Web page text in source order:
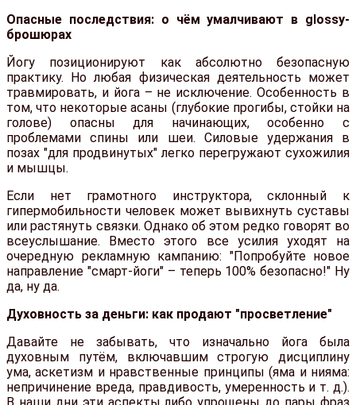
Опасные последствия: о чём умалчивают в glossy-
брошюрах
Йогу позиционируют как абсолютно безопасную
практику. Но любая физическая деятельность может
травмировать, и йога – не исключение. Особенность в
том, что некоторые асаны (глубокие прогибы, стойки на
голове) опасны для начинающих, особенно с
проблемами спины или шеи. Силовые удержания в
позах "для продвинутых" легко перегружают сухожилия
и мышцы.
Если нет грамотного инструктора, склонный к
гипермобильности человек может вывихнуть суставы
или растянуть связки. Однако об этом редко говорят во
всеуслышание. Вместо этого все усилия уходят на
очередную рекламную кампанию: "Попробуйте новое
направление "смарт-йоги" – теперь 100% безопасно!" Ну
да, ну да.
Духовность за деньги: как продают "просветление"
Давайте не забывать, что изначально йога была
духовным путём, включавшим строгую дисциплину
ума, аскетизм и нравственные принципы (яма и нияма:
непричинение вреда, правдивость, умеренность и т. д.).